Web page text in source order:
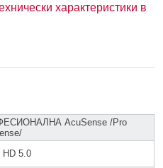
характеристики в
AcuSense /Pro
HD 5.0